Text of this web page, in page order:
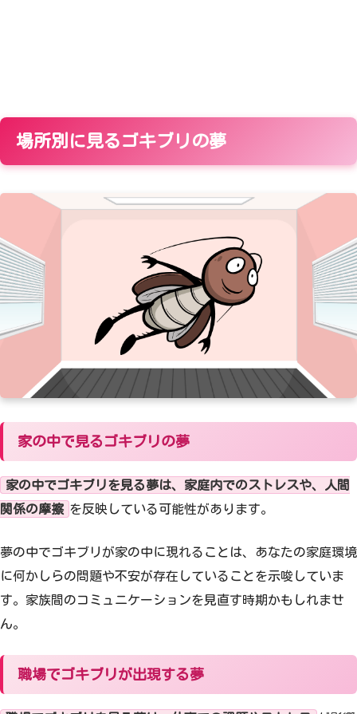
場所別に見るゴキブリの夢
家の中で見るゴキブリの夢
家の中でゴキブリを見る夢は、家庭内でのストレスや、人間
関係の摩擦 を反映している可能性があります。
夢の中でゴキブリが家の中に現れることは、あなたの家庭環境
に何かしらの問題や不安が存在していることを示唆していま
す。家族間のコミュニケーションを見直す時期かもしれませ
ん。
職場でゴキブリが出現する夢